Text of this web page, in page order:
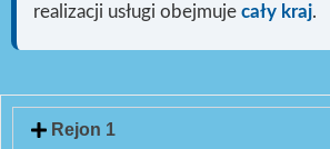
realizacji usługi obejmuje cały kraj.
Rejon 1